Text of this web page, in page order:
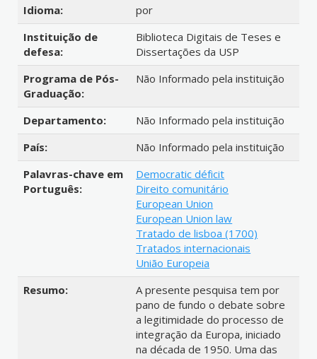
Idioma:
por
Instituição de
defesa:
Biblioteca Digitais de Teses e
Dissertações da USP
Programa de Pós-
Graduação:
Não Informado pela instituição
Departamento:
Não Informado pela instituição
País:
Não Informado pela instituição
Palavras-chave em
Português:
Democratic déficit
Direito comunitário
European Union
European Union law
Tratado de lisboa (1700)
Tratados internacionais
União Europeia
Resumo:
A presente pesquisa tem por
pano de fundo o debate sobre
a legitimidade do processo de
integração da Europa, iniciado
na década de 1950. Uma das